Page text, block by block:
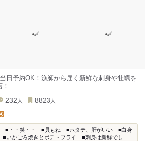
日予約OK！漁師から届く新鮮な刺身や牡蠣を
232 人 8823 人
-
■・・笑・・ ■貝もね ■ホタテ、肝がいい ■白身
いかごろ焼きとポテトフライ ■刺身は新鮮でし